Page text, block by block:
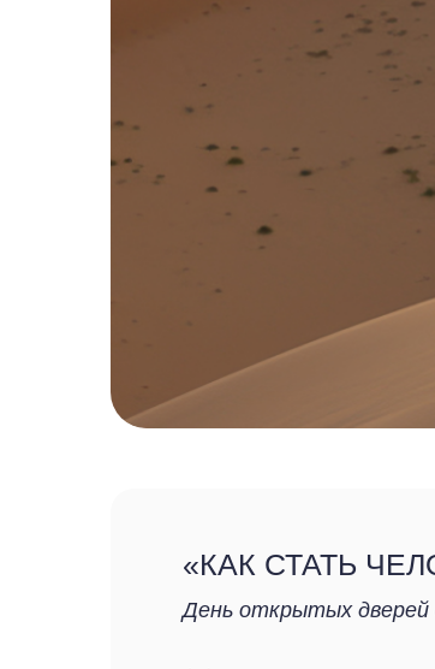
«КАК СТАТЬ
День открытых дверей